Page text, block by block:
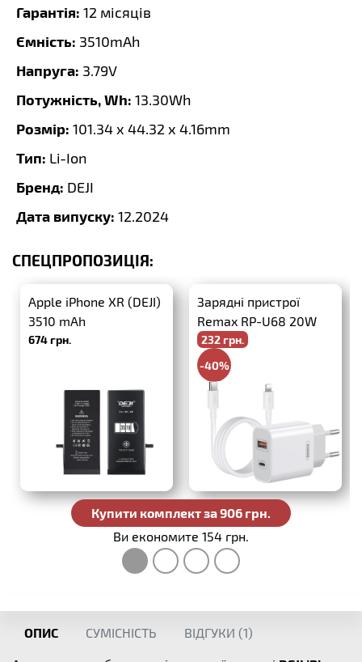
Гарантія: 12 місяців
Ємність: 3510mAh
Напруга: 3.79V
Потужність, Wh: 13.30Wh
Розмір: 101.34 x 44.32 x 4.16mm
Тип: Li-Ion
Бренд: DEJI
Дата випуску: 12.2024
СПЕЦПРОПОЗИЦІЯ:
Apple iPhone XR (DEJI)
3510 mAh
674 грн.
Зарядні пристрої
Remax RP-U68 20W
PD+QC3.0 + USB-C-
Lightning
232 грн.
-40%
386 грн.
Купити комплект за 906 грн.
Ви економите 154 грн.
ОПИС СУМІСНІСТЬ ВІДГУКИ (1)